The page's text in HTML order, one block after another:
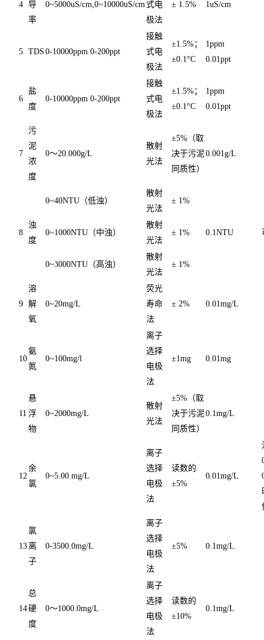
4 导
率
0~5000uS/cm,0~10000uS/cm 式电
极法
± 1.5% 1uS/cm
5 TDS 0-10000ppm 0-200ppt
接触
式电
极法
±1.5%；
±0.1°C
1ppm
0.01ppt
6
盐
度
0-10000ppm 0-200ppt
接触
式电
极法
±1.5%；
±0.1°C
1ppm
0.01ppt
7
污
泥
浓
度
0～20.000g/L
散射
光法
±5%（取
决于污泥
同质性）
0.001g/L
8
浊
度
0~40NTU（低浊）
散射
光法
± 1%
0.1NTU
0~1000NTU（中浊）
散射
光法
± 1%
0~3000NTU（高浊）
散射
光法
± 1%
9
溶
解
氧
0~20mg/L
荧光
寿命
法
± 2% 0.01mg/L
10
氨
氮
0~100mg/l
离子
选择
电极
法
±1mg 0.01mg
11
悬
浮
物
0~2000mg/L
散射
光法
±5%（取
决于污泥
同质性）
0.1mg/L
12
余
氯
0~5.00 mg/L
离子
选择
电极
法
读数的
±5%
0.01mg/L
13
氯
离
子
0-3500.0mg/L
离子
选择
电极
法
±5% 0.1mg/L
14
总
硬
度
0～1000.0mg/L
离子
选择
电极
法
读数的
±10%
0.1mg/L